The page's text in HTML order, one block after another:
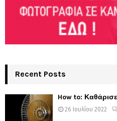
Recent Posts
How to:
26 Ιουλίου 2022